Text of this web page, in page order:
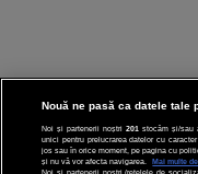
CINEMA
Nouă ne pasă ca datele tale
Noi și partenerii noștri 201 stocăm și/sau
unici pentru prelucrarea datelor cu
jos sau în orice moment, pe pagina cu
și nu vă vor afecta navigarea.
Mai multe
Noi si partenerii nostri (retelele de